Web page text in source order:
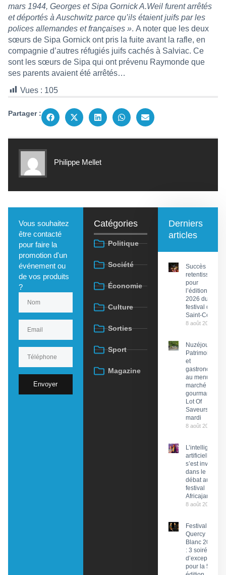
mars 1944, Georges et Sipa Gornick A.Weil furent arrêtés
et déportés à Auschwitz parce qu’ils étaient juifs par les
polices allemandes et françaises ». A noter que les deux
sœurs de Sipa Gornick ont pris la fuite avant la rafle, en
compagnie d’autres réfugiés juifs cachés à Salviac. Ce
sont les sœurs de Sipa qui ont prévenu Raymonde que
ses parents avaient été arrêtés…
Vues : 105
Partager :
Philippe Mellet
Vous souhaitez
être contacté
pour faire la
promotion d'un
événement ou
de vos produits
?
Envoyer
Catégories
Politique
Société
Économie
Culture
Sorties
Sport
Magazine
Derniers
articles
Succès
retentissant
pour
l’édition
2026 du
festival de
Saint-Céré
8 août 2026
Nuzéjouls :
Patrimoine
et
gastronomie
au menu du
marché
gourmand
Lot Of
Saveurs ce
mardi
8 août 2026
L’intelligence
artificielle
s’est invitée
dans le
débat au
festival
Africajarc
8 août 2026
Festival du
Quercy
Blanc 2026
: 3 soirées
d’exception
pour la 58e